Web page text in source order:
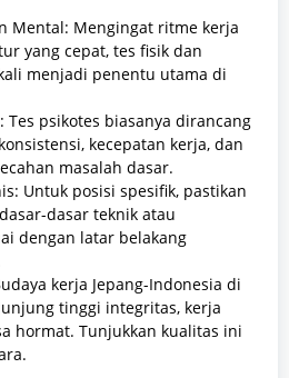
Mental: Mengingat ritme kerja
yang cepat, tes fisik dan
menjadi penentu utama di
Tes psikotes biasanya dirancang
kecepatan kerja, dan
masalah dasar.
Untuk posisi spesifik, pastikan
dasar teknik atau
dengan latar belakang
kerja Jepang-Indonesia di
tinggi integritas, kerja
hormat. Tunjukkan kualitas ini